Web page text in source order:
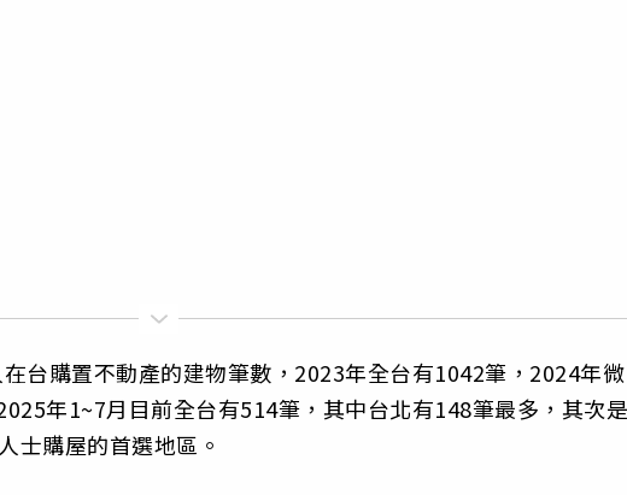
台購置不動產的建物筆數，2023年全台有1042筆，2024年微
年1~7月目前全台有514筆，其中台北有148筆最多，其次是
士購屋的首選地區。